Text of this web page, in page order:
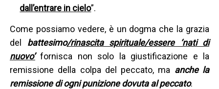
dall’entrare in cielo”.
Come possiamo vedere, è un dogma che la grazia
del battesimo/rinascita spirituale/essere ‘nati di
nuovo’fornisca non solo la giustificazione e la
remissione della colpa del peccato, ma anche la
remissione di ogni punizione dovuta al peccato.